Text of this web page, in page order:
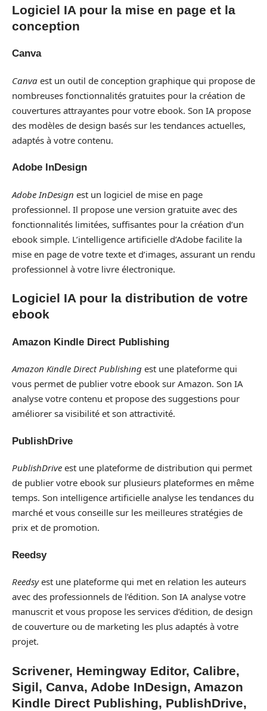
Logiciel IA pour la mise en page et la
conception
Canva
Canva est un outil de conception graphique qui propose de
nombreuses fonctionnalités gratuites pour la création de
couvertures attrayantes pour votre ebook. Son IA propose
des modèles de design basés sur les tendances actuelles,
adaptés à votre contenu.
Adobe InDesign
Adobe InDesign est un logiciel de mise en page
professionnel. Il propose une version gratuite avec des
fonctionnalités limitées, suffisantes pour la création d’un
ebook simple. L’intelligence artificielle d’Adobe facilite la
mise en page de votre texte et d’images, assurant un rendu
professionnel à votre livre électronique.
Logiciel IA pour la distribution de votre
ebook
Amazon Kindle Direct Publishing
Amazon Kindle Direct Publishing est une plateforme qui
vous permet de publier votre ebook sur Amazon. Son IA
analyse votre contenu et propose des suggestions pour
améliorer sa visibilité et son attractivité.
PublishDrive
PublishDrive est une plateforme de distribution qui permet
de publier votre ebook sur plusieurs plateformes en même
temps. Son intelligence artificielle analyse les tendances du
marché et vous conseille sur les meilleures stratégies de
prix et de promotion.
Reedsy
Reedsyest une plateforme qui met en relation les auteurs
avec des professionnels de l’édition. Son IA analyse votre
manuscrit et vous propose les services d’édition, de design
de couverture ou de marketing les plus adaptés à votre
projet.
Scrivener, Hemingway Editor, Calibre,
Sigil, Canva, Adobe InDesign, Amazon
Kindle Direct Publishing, PublishDrive,